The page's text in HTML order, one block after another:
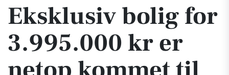
Eksklusiv bolig for
3.995.000 kr er